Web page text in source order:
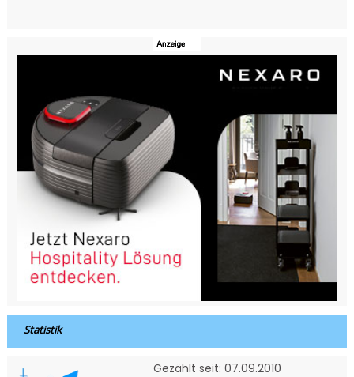
Statistik
Gezählt seit: 07.09.2010